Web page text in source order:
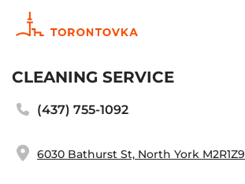
CLEANING SERVICE
(437) 755-1092
6030 Bathurst St, North York M2R1Z9